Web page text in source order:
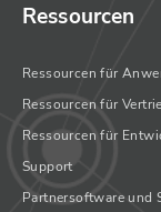
Ressourcen
Ressourcen für
Ressourcen für
Ressourcen für
Support
Partnersoftware und